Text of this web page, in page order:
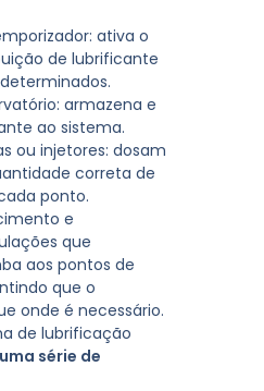
ativa o
de lubrificante
armazena e
ao sistema.
ou injetores: dosam
correta de
ponto.
e
que
aos pontos de
que o
onde é necessário.
de lubrificação
série de